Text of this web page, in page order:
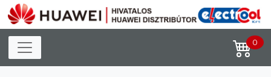
Toggle navigation 0